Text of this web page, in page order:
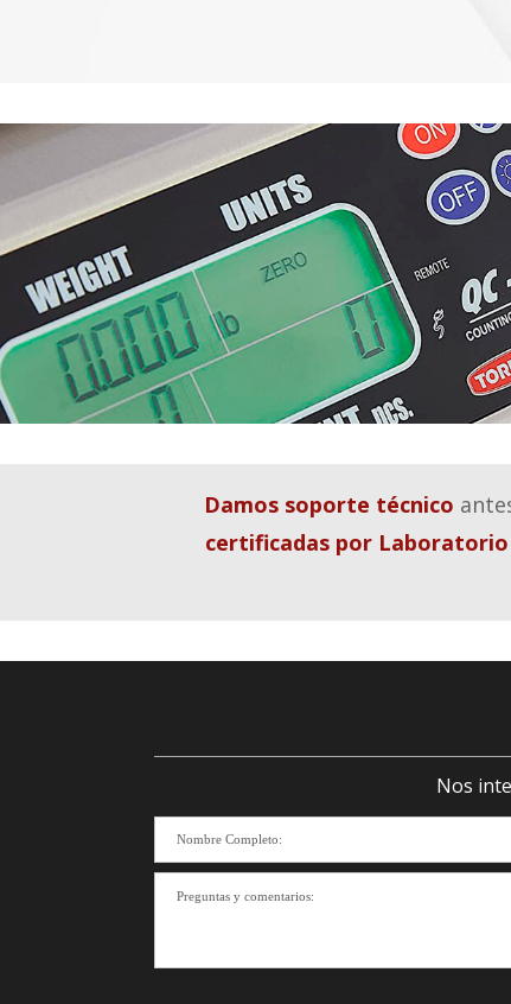
Damos soporte técnico
certificadas por
Nos